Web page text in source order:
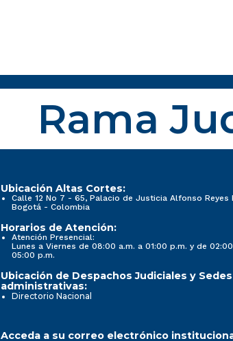
Rama
Ubicación Altas Cortes:
Calle 12 No 7 - 65, Palacio de Justicia Alfonso Reyes
Bogotá - Colombia
Horarios de Atención:
Atención Presencial:
Lunes a Viernes de 08:00 a.m. a 01:00 p.m. y de
05:00 p.m.
Ubicación de Despachos Judiciales y Sedes
administrativas:
Directorio Nacional
Acceda a su correo electrónico